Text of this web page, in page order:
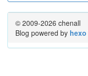
© 2009-2026 chenall
Blog powered by hexo